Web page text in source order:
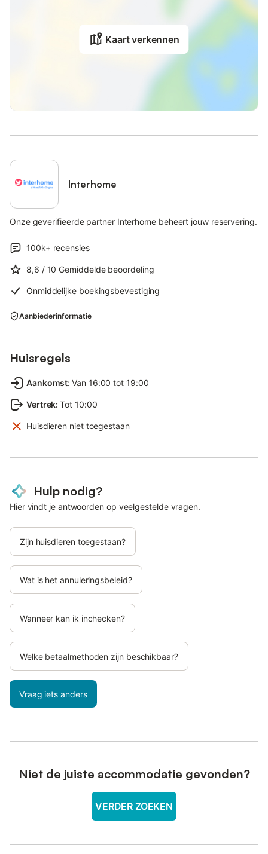
Kaart verkennen
Interhome
Onze geverifieerde partner Interhome beheert jouw reservering.
100k+ recensies
8,6 / 10 Gemiddelde beoordeling
Onmiddelijke boekingsbevestiging
Aanbiederinformatie
Huisregels
Aankomst: Van 16:00 tot 19:00
Vertrek: Tot 10:00
Huisdieren niet toegestaan
Hulp nodig?
Hier vindt je antwoorden op veelgestelde vragen.
Zijn huisdieren toegestaan?
Wat is het annuleringsbeleid?
Wanneer kan ik inchecken?
Welke betaalmethoden zijn beschikbaar?
Vraag iets anders
Niet de juiste accommodatie gevonden?
VERDER ZOEKEN